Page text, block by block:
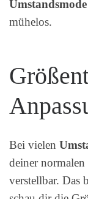
mühelos.
Bei vielen
deiner
verstellbar. Das